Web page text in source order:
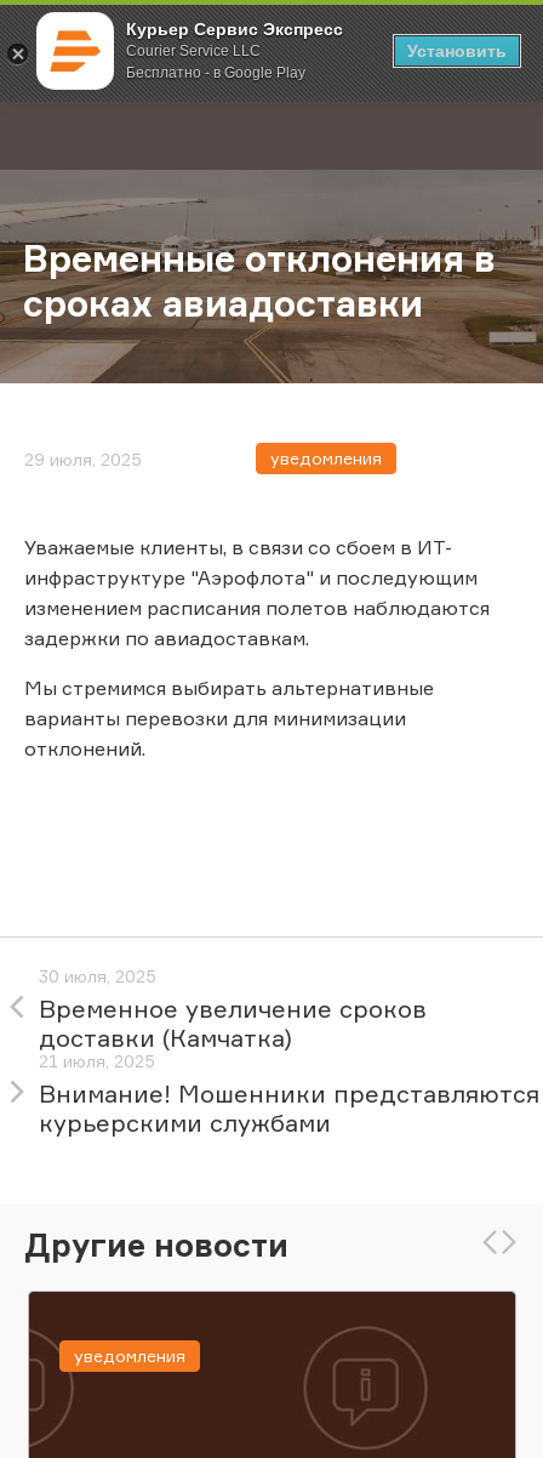
Курьер Сервис Экспресс
Courier Service LLC
Бесплатно - в Google Play
Установить
; Главная О компании Новости Временные отклонения в сроках
Временные отклонения в
сроках авиадоставки
29 июля, 2025 уведомления
Уважаемые клиенты, в связи со сбоем в ИТ-
инфраструктуре "Аэрофлота" и последующим
изменением расписания полетов наблюдаются
задержки по авиадоставкам.
Мы стремимся выбирать альтернативные
варианты перевозки для минимизации
отклонений.
30 июля, 2025
Временное увеличение сроков
доставки (Камчатка)
21 июля, 2025
Внимание! Мошенники представляются
курьерскими службами
Другие новости
уведомления